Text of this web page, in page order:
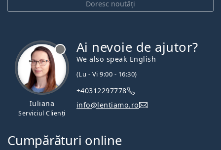
Doresc noutăți
Iuliana
Serviciul Clienți
Ai nevoie de ajutor?
We also speak English
(Lu - Vi 9:00 - 16:30)
+40312297778
info@lentiamo.ro
Cumpărături online